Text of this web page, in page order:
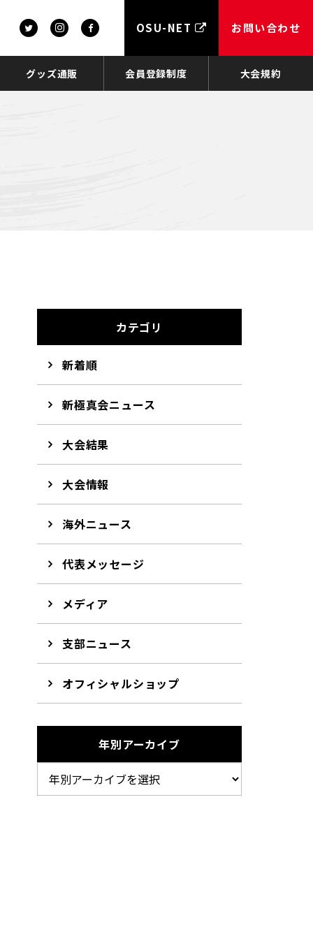
OSU-NET お問い合わせ
グッズ通販 会員登録制度 大会規約
カテゴリ
新着順
新極真会ニュース
大会結果
大会情報
海外ニュース
代表メッセージ
メディア
支部ニュース
オフィシャルショップ
年別アーカイブ